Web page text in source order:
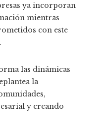
ya incorporan
mientras
con este
las dinámicas
la
y creando